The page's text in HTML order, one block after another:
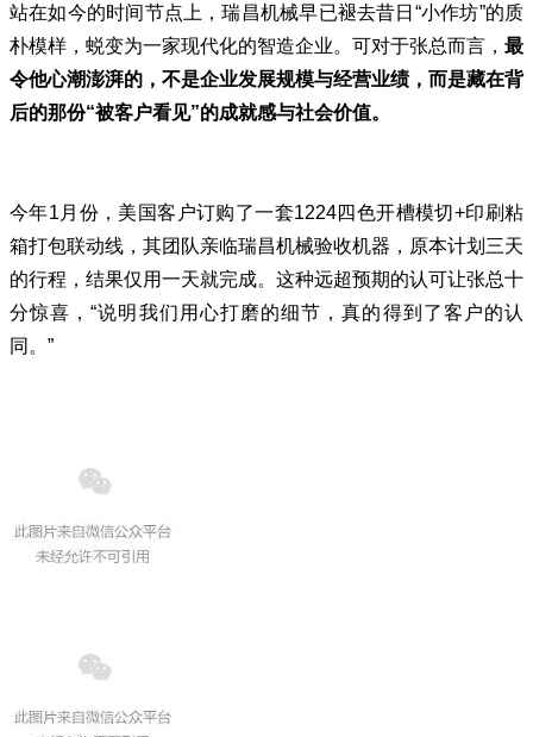
站在如今的时间节点上，瑞昌机械早已褪去昔日“小作坊”的质
朴模样，蜕变为一家现代化的智造企业。可对于张总而言， 最
令他心潮澎湃的，不是企业发展规模与经营业绩，而是藏在背
后的那份“被客户看见”的成就感与社会价值。
今年1月份，美国客户订购了一套1224四色开槽模切+印刷粘
箱打包联动线，其团队亲临瑞昌机械验收机器，原本计划三天
的行程，结果仅用一天就完成。这种远超预期的认可让张总十
分惊喜，“说明我们用心打磨的细节，真的得到了客户的认
同。”